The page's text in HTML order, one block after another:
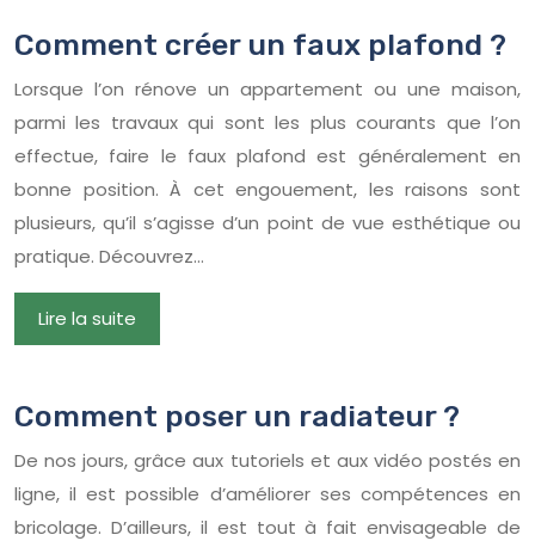
Comment créer un faux plafond ?
Lorsque l’on rénove un appartement ou une maison,
parmi les travaux qui sont les plus courants que l’on
effectue, faire le faux plafond est généralement en
bonne position. À cet engouement, les raisons sont
plusieurs, qu’il s’agisse d’un point de vue esthétique ou
pratique. Découvrez…
Lire la suite
Comment poser un radiateur ?
De nos jours, grâce aux tutoriels et aux vidéo postés en
ligne, il est possible d’améliorer ses compétences en
bricolage. D’ailleurs, il est tout à fait envisageable de